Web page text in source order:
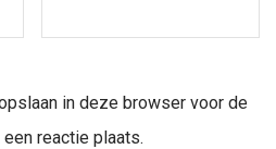
in deze browser voor de
reactie plaats.